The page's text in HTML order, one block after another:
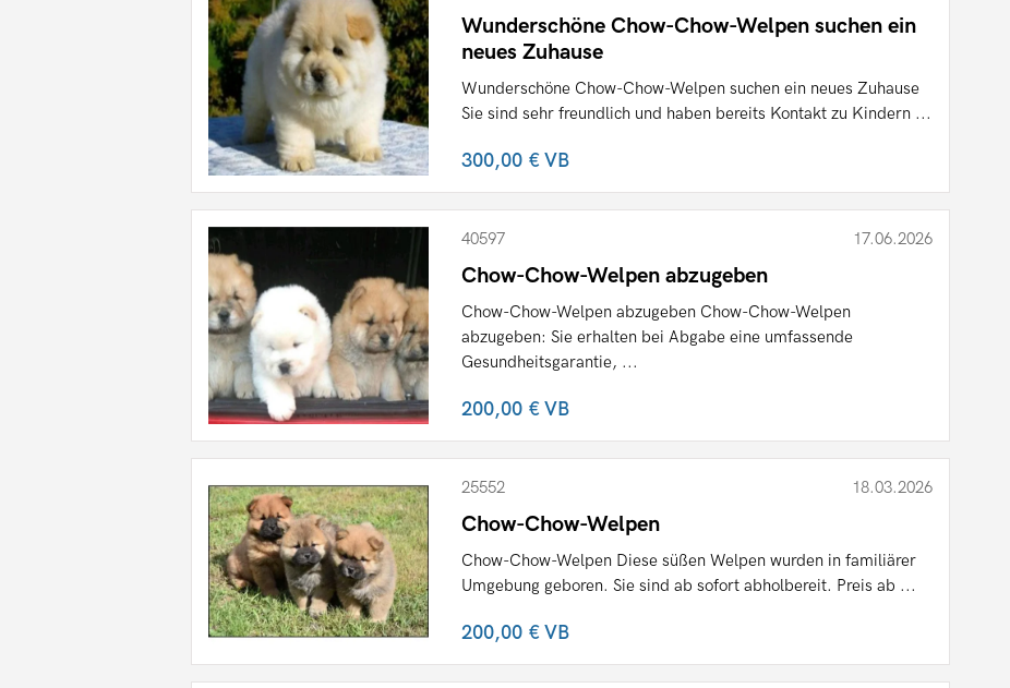
Wunderschöne Chow-Chow-Welpen suchen ein
neues Zuhause
Wunderschöne Chow-Chow-Welpen suchen ein neues Zuhause
Sie sind sehr freundlich und haben bereits Kontakt zu Kindern ...
300,00 €VB
40597 17.06.2026
Chow-Chow-Welpen abzugeben
Chow-Chow-Welpen abzugeben Chow-Chow-Welpen
abzugeben: Sie erhalten bei Abgabe eine umfassende
Gesundheitsgarantie, ...
200,00 €VB
25552 18.03.2026
Chow-Chow-Welpen
Chow-Chow-Welpen Diese süßen Welpen wurden in familiärer
Umgebung geboren. Sie sind ab sofort abholbereit. Preis ab ...
200,00 €VB